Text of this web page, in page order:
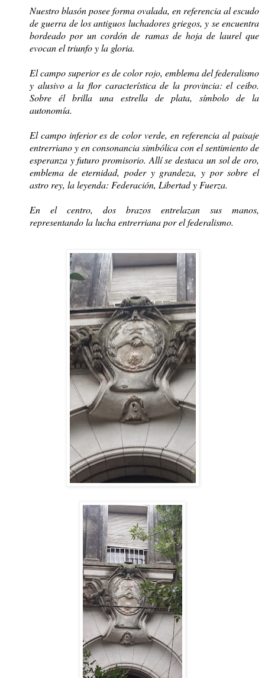
Nuestro blasón posee forma ovalada, en referencia al escudo
de guerra de los antiguos luchadores griegos, y se encuentra
bordeado por un cordón de ramas de hoja de laurel que
evocan el triunfo y la gloria.
El campo superior es de color rojo, emblema del federalismo
y alusivo a la flor característica de la provincia: el ceibo.
Sobre él brilla una estrella de plata, símbolo de la
autonomía.
El campo inferior es de color verde, en referencia al paisaje
entrerriano y en consonancia simbólica con el sentimiento de
esperanza y futuro promisorio. Allí se destaca un sol de oro,
emblema de eternidad, poder y grandeza, y por sobre el
astro rey, la leyenda: Federación, Libertad y Fuerza.
En el centro, dos brazos entrelazan sus manos,
representando la lucha entrerriana por el federalismo.